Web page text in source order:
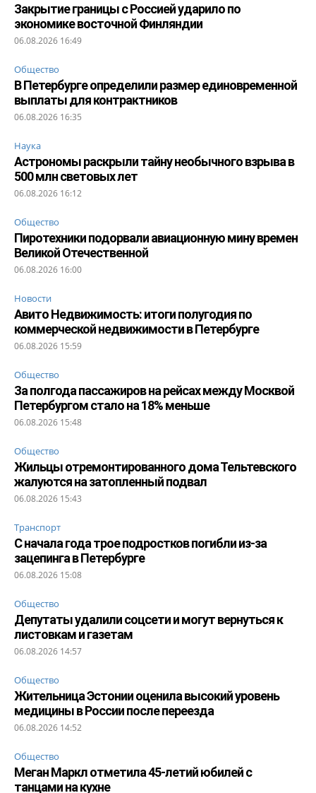
Закрытие границы с Россией ударило по
экономике восточной Финляндии
06.08.2026 16:49
Общество
В Петербурге определили размер единовременной
выплаты для контрактников
06.08.2026 16:35
Наука
Астрономы раскрыли тайну необычного взрыва в
500 млн световых лет
06.08.2026 16:12
Общество
Пиротехники подорвали авиационную мину времен
Великой Отечественной
06.08.2026 16:00
Новости
Авито Недвижимость: итоги полугодия по
коммерческой недвижимости в Петербурге
06.08.2026 15:59
Общество
За полгода пассажиров на рейсах между Москвой
Петербургом стало на 18% меньше
06.08.2026 15:48
Общество
Жильцы отремонтированного дома Тельтевского
жалуются на затопленный подвал
06.08.2026 15:43
Транспорт
С начала года трое подростков погибли из-за
зацепинга в Петербурге
06.08.2026 15:08
Общество
Депутаты удалили соцсети и могут вернуться к
листовкам и газетам
06.08.2026 14:57
Общество
Жительница Эстонии оценила высокий уровень
медицины в России после переезда
06.08.2026 14:52
Общество
Меган Маркл отметила 45-летий юбилей с
танцами на кухне